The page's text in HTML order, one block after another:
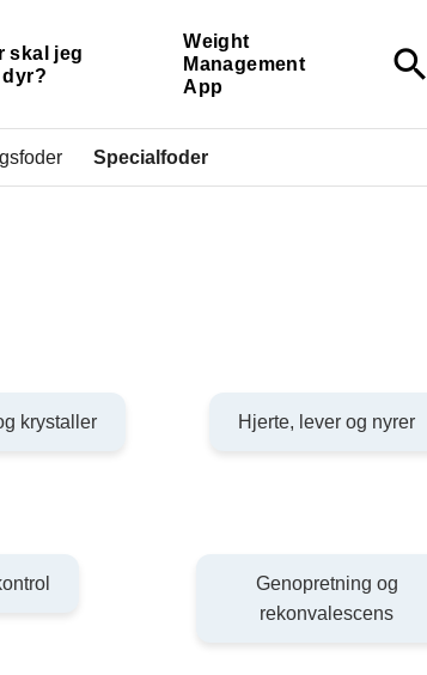
skal jeg
Weight
Management
App
search
Specialfoder
krystaller Hjerte, lever og nyrer
Genopretning og
rekonvalescens